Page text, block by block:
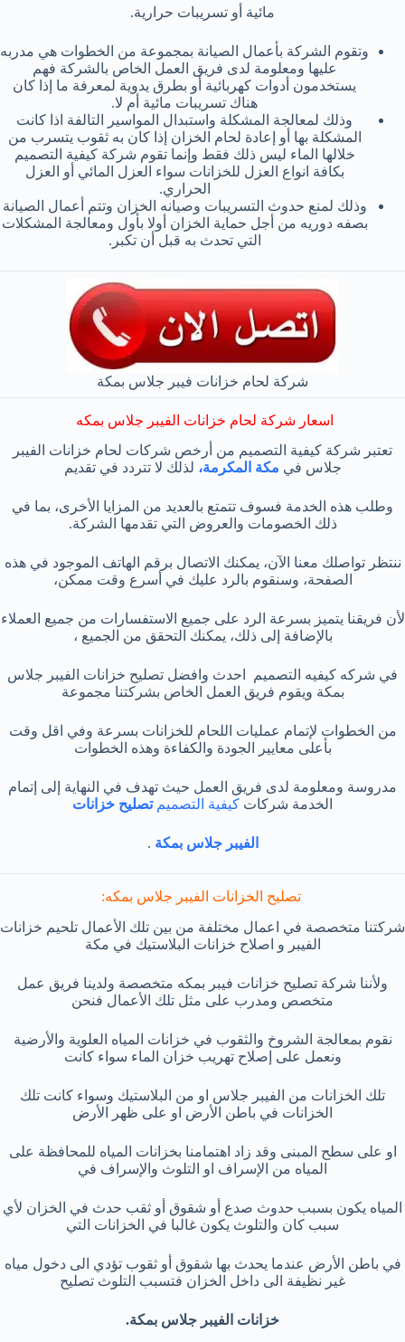
مائية أو تسريبات حرارية.
وتقوم الشركة بأعمال الصيانة بمجموعة من الخطوات هي مدربه
عليها ومعلومة لدى فريق العمل الخاص بالشركة فهم
يستخدمون أدوات كهربائية أو بطرق يدوية لمعرفة ما إذا كان
هناك تسريبات مائية أم لا.
وذلك لمعالجة المشكلة واستبدال المواسير التالفة اذا كانت
المشكلة بها أو إعادة لحام الخزان إذا كان به ثقوب يتسرب من
خلالها الماء ليس ذلك فقط وإنما تقوم شركة كيفية التصميم
بكافة انواع العزل للخزانات سواء العزل المائي أو العزل
الحراري.
وذلك لمنع حدوث التسريبات وصيانه الخزان وتتم أعمال الصيانة
بصفه دوريه من أجل حماية الخزان أولا بأول ومعالجة المشكلات
التي تحدث به قبل أن تكبر.
شركة لحام خزانات فيبر جلاس بمكة
اسعار شركة لحام خزانات الفيبر جلاس بمكه
تعتبر شركة كيفية التصميم من أرخص شركات لحام خزانات الفيبر
جلاس في مكة المكرمة، لذلك لا تتردد في تقديم
وطلب هذه الخدمة فسوف تتمتع بالعديد من المزايا الأخرى، بما في
ذلك الخصومات والعروض التي تقدمها الشركة.
ننتظر تواصلك معنا الآن، يمكنك الاتصال برقم الهاتف الموجود في هذه
الصفحة، وسنقوم بالرد عليك في أسرع وقت ممكن،
لأن فريقنا يتميز بسرعة الرد على جميع الاستفسارات من جميع العملاء
بالإضافة إلى ذلك، يمكنك التحقق من الجميع ،
في شركه كيفيه التصميم احدث وافضل تصليح خزانات الفيبر جلاس
بمكة ويقوم فريق العمل الخاص بشركتنا مجموعة
من الخطوات لإتمام عمليات اللحام للخزانات بسرعة وفي اقل وقت
بأعلى معايير الجودة والكفاءة وهذه الخطوات
مدروسة ومعلومة لدى فريق العمل حيث تهدف في النهاية إلى إتمام
الخدمة شركات كيفية التصميم تصليح خزانات
الفيبر جلاس بمكة .
تصليح الخزانات الفيبر جلاس بمكه:
شركتنا متخصصة في اعمال مختلفة من بين تلك الأعمال تلحيم خزانات
الفيبر و اصلاح خزانات البلاستيك في مكة
ولأننا شركة تصليح خزانات فيبر بمكه متخصصة ولدينا فريق عمل
متخصص ومدرب على مثل تلك الأعمال فنحن
نقوم بمعالجة الشروخ والثقوب في خزانات المياه العلوية والأرضية
ونعمل على إصلاح تهريب خزان الماء سواء كانت
تلك الخزانات من الفيبر جلاس او من البلاستيك وسواء كانت تلك
الخزانات في باطن الأرض او على ظهر الأرض
او على سطح المبنى وقد زاد اهتمامنا بخزانات المياه للمحافظة على
المياه من الإسراف او التلوث والإسراف في
المياه يكون بسبب حدوث صدع أو شقوق أو ثقب حدث في الخزان لأي
سبب كان والتلوث يكون غالبا في الخزانات التي
في باطن الأرض عندما يحدث بها شقوق أو ثقوب تؤدي الى دخول مياه
غير نظيفة الى داخل الخزان فتسبب التلوث تصليح
خزانات الفيبر جلاس بمكة.